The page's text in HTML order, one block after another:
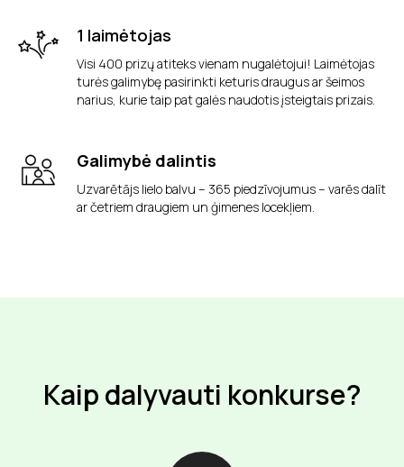
1 laimėtojas
Visi 400 prizų atiteks vienam nugalėtojui! Laimėtojas
turės galimybę pasirinkti keturis draugus ar šeimos
narius, kurie taip pat galės naudotis įsteigtais prizais.
Galimybė dalintis
Uzvarētājs lielo balvu – 365 piedzīvojumus – varēs dalīt
ar četriem draugiem un ģimenes locekļiem.
Kaip dalyvauti konkurse?